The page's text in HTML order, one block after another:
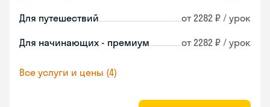
Для путешествий от 2282 ₽ / урок
Для начинающих - премиум от 2282 ₽ / урок
Все услуги и цены (4)